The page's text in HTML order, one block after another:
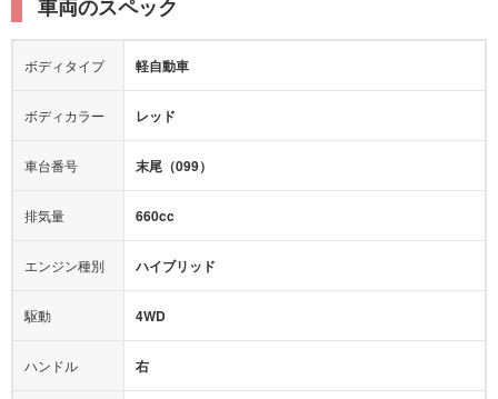
エアロパーツ
ローダウン
シートヒーター
カーナビ：メモリーナビ他
ミュージックサーバー
ミュージックプレイヤー接続可
後席モニター
カメラ：フロント サイド
エアバッグ：
ダブルエアバッグ
衝撃緩和ヘッドレスト
サポカー
アクセル踏み間違い（誤発進）防止装置
アダプティブクルーズコントロール
ヒルディセントコントロール
車両のスペック
ボディタイプ 軽自動車
ボディカラー レッド
車台番号 末尾（099）
排気量 660cc
エンジン種別 ハイブリッド
駆動 4WD
ハンドル 右